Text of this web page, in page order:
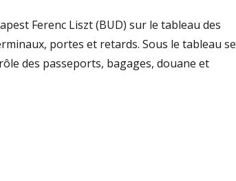
Ferenc Liszt (BUD) sur le tableau des
portes et retards. Sous le tableau se
des passeports, bagages, douane et